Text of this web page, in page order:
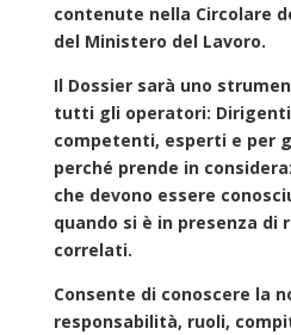
contenute nella Circolare
del Ministero del Lavoro.
Il Dossier sarà uno
tutti gli operatori: Dirigenti,
competenti, esperti e per
perché prende in
che devono essere
quando si è in presenza di
correlati.
Consente di conoscere la
responsabilità, ruoli,